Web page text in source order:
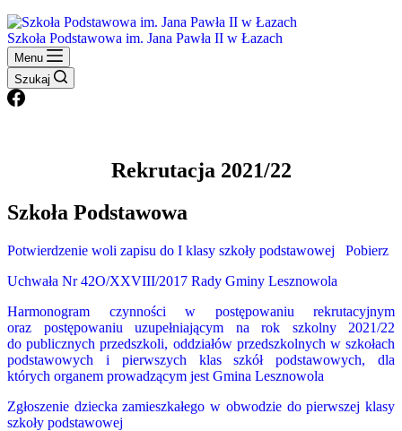
Szkoła Podstawowa im. Jana Pawła II w Łazach
Menu
Szukaj
Rekrutacja 2021/22
Szkoła Podstawowa
Potwierdzenie woli zapisu do I klasy szkoły podstawowej
Pobierz
Uchwała Nr 42O/XXVIII/2017 Rady Gminy Lesznowola
Harmonogram czynności w postępowaniu rekrutacyjnym
oraz postępowaniu uzupełniającym na rok szkolny 2021/22
do publicznych przedszkoli, oddziałów przedszkolnych w szkołach
podstawowych i pierwszych klas szkół podstawowych, dla
których organem prowadzącym jest Gmina Lesznowola
Zgłoszenie dziecka zamieszkałego w obwodzie do pierwszej klasy
szkoły podstawowej